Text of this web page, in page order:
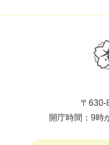
〒630-
開庁時間：9時